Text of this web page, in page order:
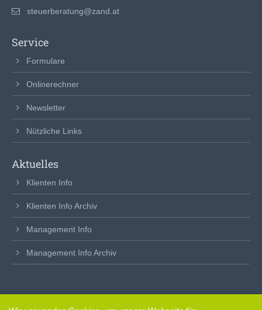
steuerberatung@zand.at
Service
Formulare
Onlinerechner
Newsletter
Nützliche Links
Aktuelles
Klienten Info
Klienten Info Archiv
Management Info
Management Info Archiv